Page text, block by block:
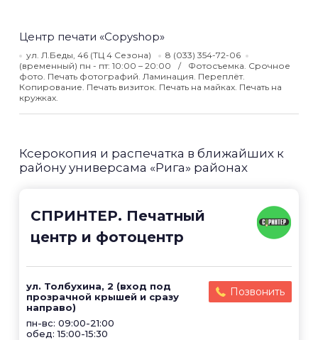
Центр печати «Copyshop»
ул. Л.Беды, 46 (ТЦ 4 Сезона)
8 (033) 354-72-06
(временный) пн - пт: 10:00 – 20:00
Фотосъемка. Срочное
фото. Печать фотографий. Ламинация. Переплёт.
Копирование. Печать визиток. Печать на майках. Печать на
кружках.
Ксерокопия и распечатка в ближайших к
району универсама «Рига» районах
СПРИНТЕР. Печатный
центр и фотоцентр
ул. Толбухина, 2 (вход под
прозрачной крышей и сразу
направо)
пн-вс: 09:00-21:00
обед: 15:00-15:30
Позвонить